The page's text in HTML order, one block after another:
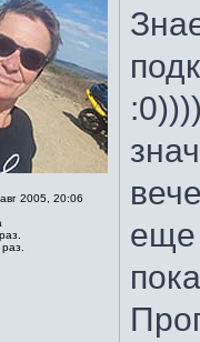
2005, 20:06
раз.
раз.
еще